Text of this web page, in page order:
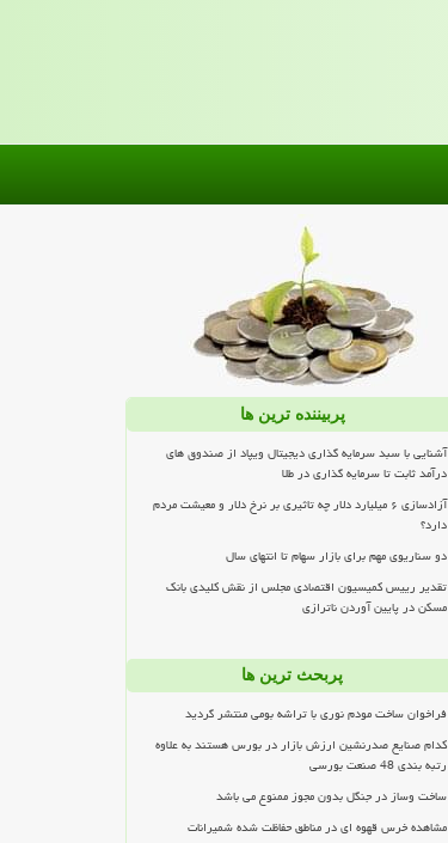
پربیننده ترین ها
آشنایی با سبد سرمایه گذاری دیجیتال ویپاد از صندوق های
درآمد ثابت تا سرمایه گذاری در طلا
آزادسازی ۶ میلیارد دلار چه تاثیری بر نرخ دلار و معیشت مردم
دارد؟
دو سناریوی مهم برای بازار سهام تا انتهای سال
تقدیر رییس کمیسیون اقتصادی مجلس از نقش کلیدی بانک
مسکن در پایین آوردن ناترازی
پربحث ترین ها
فراخوان ساخت مودم نوری با تراشه بومی منتشر گردید
کدام صنایع صدرنشین ارزش بازار در بورس هستند به علاوه
رتبه بندی 48 صنعت بورسی
ساخت وساز در جنگل بدون مجوز ممنوع می باشد
مشاهده خرس قهوه ای در مناطق حفاظت شده شمیرانات